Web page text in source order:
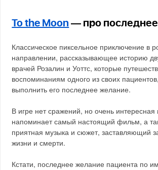
To the Moon — про
Классическое пиксельное приключение в
направлении, рассказывающее историю
врачей Розалин и Уоттс, которые
воспоминаниям одного из своих
выполнить его последнее желание.
В игре нет сражений, но очень интересная
напоминает самый настоящий фильм, а
приятная музыка и сюжет, заставляющий
жизни и смерти.
Кстати, последнее желание пациента по